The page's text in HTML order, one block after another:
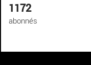
1172
abonnés